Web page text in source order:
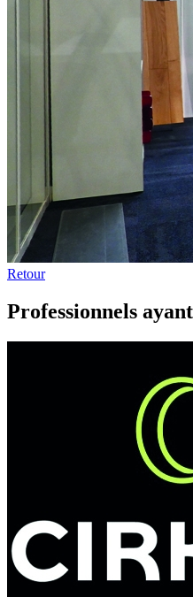
Retour
Professionnels